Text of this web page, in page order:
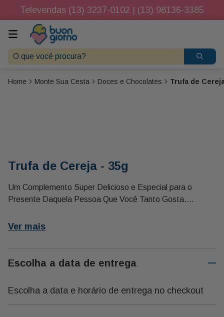
Televendas (13) 3237-0102 | (13) 98136-3385
O que você procura?
Monte Sua Cesta Doces e Chocolates Trufa de
Trufa de Cereja - 35g
Um Complemento Super Delicioso e Especial para o
Presente Daquela Pessoa Que Você Tanto Gosta.
Sabor: Cereja
4x5
Ver mais
Escolha a data de entrega
Escolha a data e horário de entrega no checkout